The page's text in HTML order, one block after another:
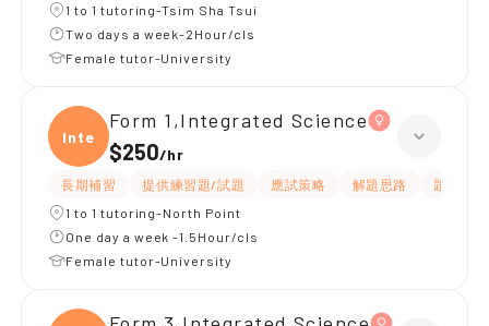
1 to 1 tutoring-Tsim Sha Tsui
Two days a week-2Hour/cls
Female tutor-University
Integ
Form 1,Integrated Science
$250/hr
長期補習 提供練習題/試題 應試策略 解題思路
題目講解
1 to 1 tutoring-North Point
One day a week -1.5Hour/cls
Female tutor-University